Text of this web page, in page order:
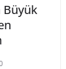
Büyük